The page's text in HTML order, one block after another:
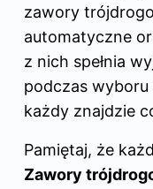
zawory
automatyczne
z nich spełnia
podczas
każdy znajdzie
Pamiętaj, że
Zawory